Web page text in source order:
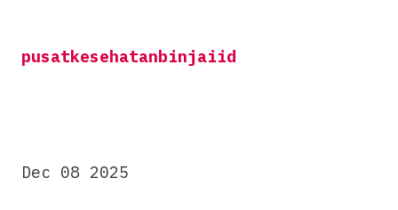
contentpusatkesehatanbinjaiid
Dec 08 2025